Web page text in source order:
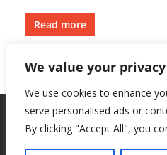
We value your privacy
We use cookies to enhance
serve personalised ads or
By clicking "Accept All", you
Read more